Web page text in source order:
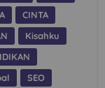
CINTA
Kisahku
SEO